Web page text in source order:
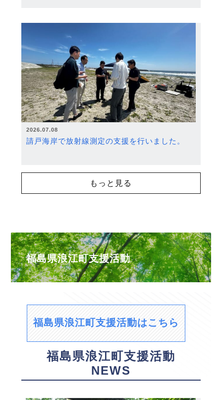
2026.07.08
請戸海岸で放射線測定の支援を行いました。
もっと見る
福島県浪江町支援活動
福島県浪江町支援活動はこちら
福島県浪江町支援活動
NEWS